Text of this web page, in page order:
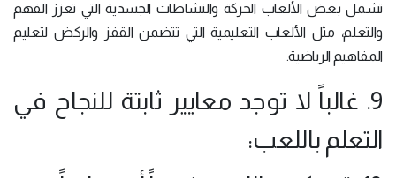
تشمل بعض الألعاب الحركة والنشاطات الجسدية التي تعزز الفهم
والتعلم، مثل الألعاب التعليمية التي تتضمن القفز والركض لتعليم
المفاهيم الرياضية.
9. غالباً لا توجد معايير ثابتة للنجاح في
التعلم باللعب: